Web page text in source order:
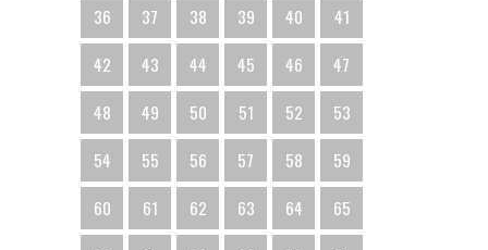
36
37 38 39 40
41
42
43 44 45 46
47
48
49 50 51 52
53
54
55 56 57 58
59
60
61 62 63 64
65